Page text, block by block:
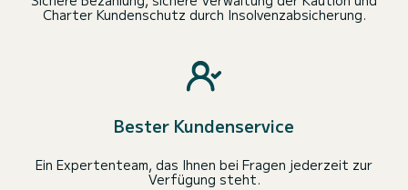
Charter Kundenschutz durch Insolvenzabsicherung.
Bester Kundenservice
Ein Expertenteam, das Ihnen bei Fragen jederzeit zur
Verfügung steht.